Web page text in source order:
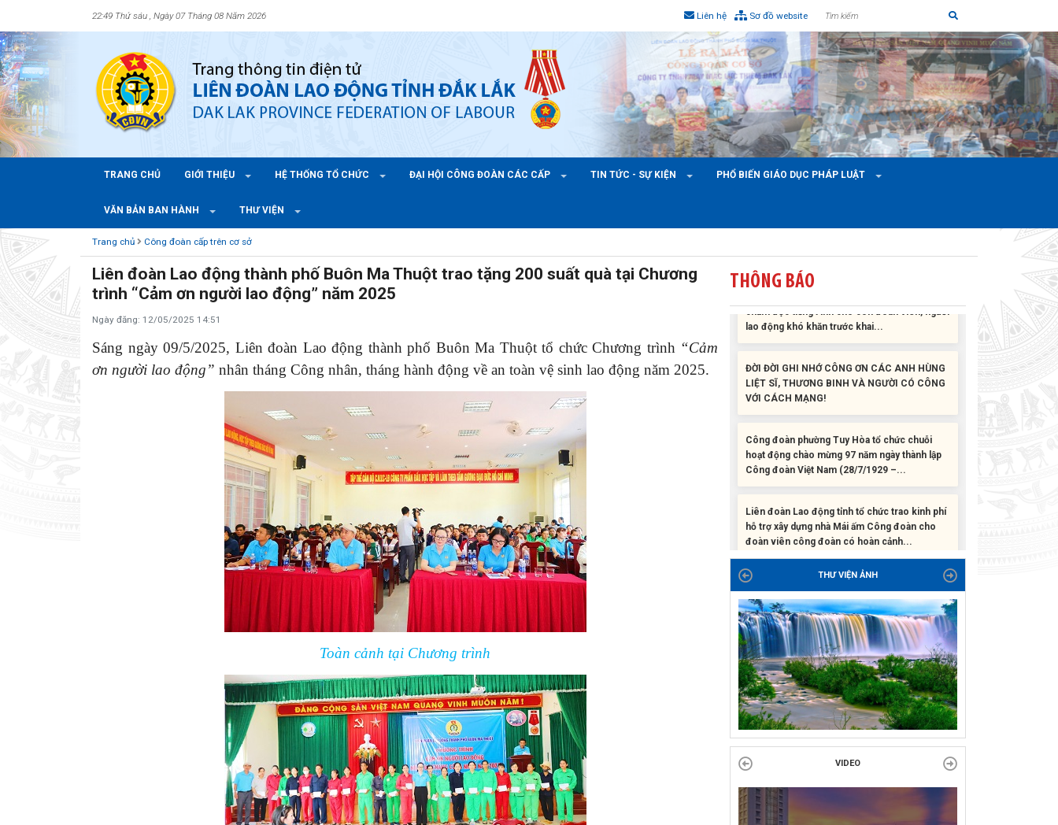
22:49 Thứ sáu , Ngày 07 Tháng 08 Năm 2026 Liên hệ Sơ đồ website
TRANG CHỦ GIỚI THIỆU HỆ THỐNG TỔ CHỨC ĐẠI HỘI CÔNG ĐOÀN CÁC CẤP TIN TỨC - SỰ KIỆN PHỔ BIẾN GIÁO DỤC PHÁP LUẬT
VĂN BẢN BAN HÀNH THƯ VIỆN
Trang chủ Công đoàn cấp trên cơ sở
Liên đoàn Lao động thành phố Buôn Ma Thuột trao tặng 200 suất quà tại Chương
trình “Cảm ơn người lao động” năm 2025
Ngày đăng: 12/05/2025 14:51
Sáng ngày 09/5/2025, Liên đoàn Lao động thành phố Buôn Ma Thuột tổ chức Chương trình “Cảm
ơn người lao động” nhân tháng Công nhân, tháng hành động về an toàn vệ sinh lao động năm 2025.
Toàn cảnh tại Chương trình
THÔNG BÁO
Liên đoàn Lao động tỉnh tổ chức trao kinh phí
hỗ trợ xây dựng nhà Mái ấm Công đoàn cho
chấm đọc tiếng Anh cho con đoàn viên, người
ĐỜI ĐỜI GHI NHỚ CÔNG ƠN CÁC ANH HÙNG
VỚI CÁCH MẠNG!
Công đoàn phường Tuy Hòa tổ chức chuỗi
Công đoàn Việt Nam (28/7/1929 –...
Liên đoàn Lao động tỉnh tổ chức trao kinh phí
đoàn viên công đoàn có hoàn cảnh...
Bàn giao Mái ấm công đoàn cho 2 đoàn viên
Liên đoàn Lao động tỉnh trao tặng 100 bộ bút
chấm đọc tiếng Anh cho con đoàn viên, người
lao động khó khăn trước khai...
ĐỜI ĐỜI GHI NHỚ CÔNG ƠN CÁC ANH HÙNG
LIỆT SĨ, THƯƠNG BINH VÀ NGƯỜI CÓ CÔNG
VỚI CÁCH MẠNG!
Công đoàn phường Tuy Hòa tổ chức chuỗi
hoạt động chào mừng 97 năm ngày thành lập
THƯ VIỆN ẢNH
VIDEO